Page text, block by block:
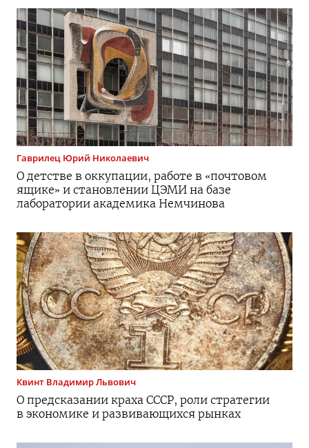
Гаврилец Юрий Николаевич
О детстве в оккупации, работе в «почтовом
ящике» и становлении ЦЭМИ на базе
лаборатории академика Немчинова
Квинт Владимир Львович
О предсказании краха СССР, роли стратегии
в экономике и развивающихся рынках